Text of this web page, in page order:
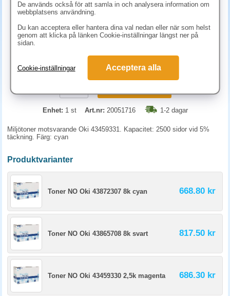
686.30 kr (inkl. moms)
Enhet: 1 st Art.nr: 20051716 1-2 dagar
Miljötoner motsvarande Oki 43459331. Kapacitet: 2500 sidor vid 5%
täckning. Färg: cyan
Produktvarianter
Toner NO Oki 43872307 8k cyan 668.80 kr
Toner NO Oki 43865708 8k svart 817.50 kr
Toner NO Oki 43459330 2,5k magenta 686.30 kr
De används också för att samla in och analysera information om
webbplatsens användning.
Du kan acceptera eller hantera dina val nedan eller när som helst
genom att klicka på länken Cookie-inställningar längst ner på
sidan.
Cookie-inställningar Acceptera alla